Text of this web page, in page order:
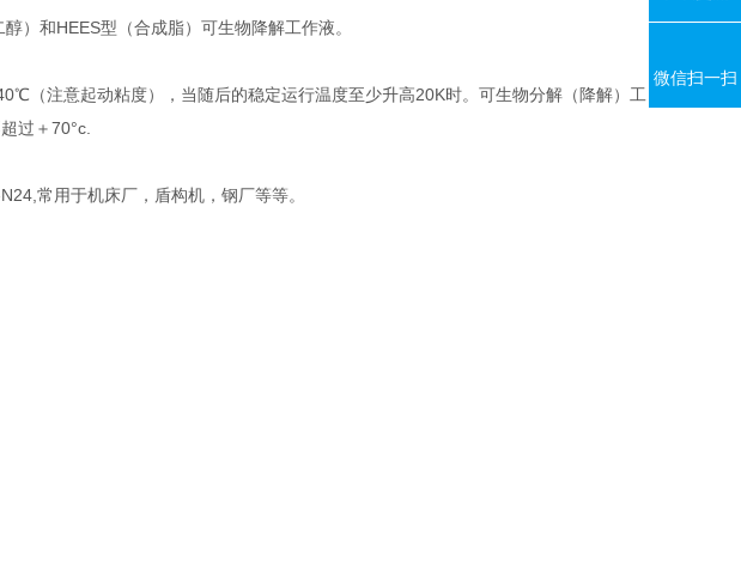
）和HEES型（合成脂）可生物降解工作液。
（注意起动粘度），当随后的稳定运行温度至少升高20K时。可生物分解（降解）工
过＋70°c.
常用于机床厂，盾构机，钢厂等等。
微信扫一扫